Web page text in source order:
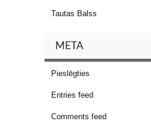
Tautas Balss
META
Pieslēgties
Entries feed
Comments feed